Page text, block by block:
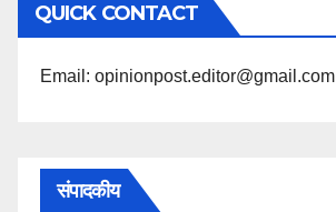
पढ़ें
QUICK CONTACT
Email: opinionpost.editor@gmail.com
संपादकीय